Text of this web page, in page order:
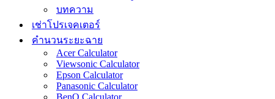
บทความ
เช่าโปรเจคเตอร์
คำนวนระยะฉาย
Acer Calculator
Viewsonic Calculator
Epson Calculator
Panasonic Calculator
BenQ Calculator